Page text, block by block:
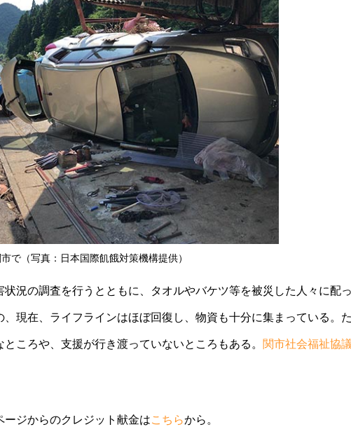
で（写真：日本国際飢餓対策機構提供）
況の調査を行うとともに、タオルやバケツ等を被災した人々に配っ
現在、ライフラインはほぼ回復し、物資も十分に集まっている。た
ころや、支援が行き渡っていないところもある。 関市社会福祉協
ージからのクレジット献金はこちらから。